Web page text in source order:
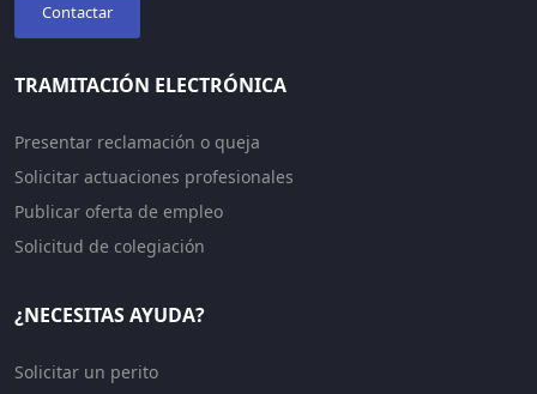
Contactar
TRAMITACIÓN ELECTRÓNICA
Presentar reclamación o queja
Solicitar actuaciones profesionales
Publicar oferta de empleo
Solicitud de colegiación
¿NECESITAS AYUDA?
Solicitar un perito